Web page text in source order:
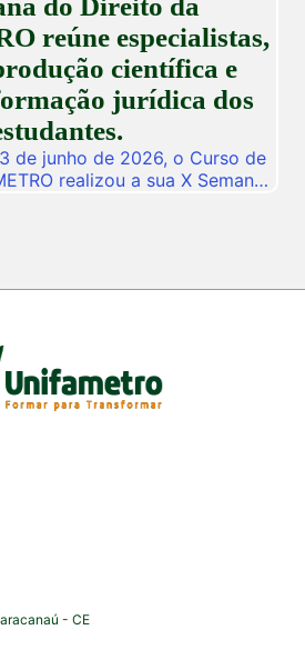
de […]
do Direito da
reúne especialistas,
científica e
jurídica dos
de junho de 2026, o Curso de
realizou a sua X Semana
do Direito e convidados
- CE